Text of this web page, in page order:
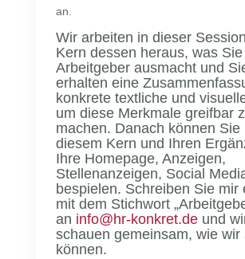
an.
Wir arbeiten in dieser
Kern dessen heraus, was
Arbeitgeber ausmacht und
erhalten eine
konkrete textliche und
um diese Merkmale greifbar
machen. Danach können Sie
diesem Kern und Ihren
Ihre Homepage, Anzeigen,
Stellenanzeigen, Social
bespielen. Schreiben Sie mir
mit dem Stichwort
an info@hr-konkret.deund
schauen gemeinsam, wie wir
können.